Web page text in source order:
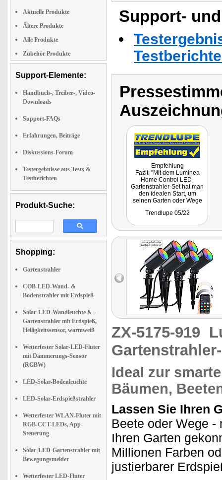
Aktuelle Produkte
Ältere Produkte
Alle Produkte
Zubehör Produkte
Support-Elemente:
Handbuch-, Treiber-, Video-
Downloads
Support-FAQs
Erfahrungen, Beiträge
Diskussions-Forum
Testergebnisse aus Tests &
Testberichten
Produkt-Suche:
Shopping:
Gartenstrahler
COB-LED-Wand- &
Bodenstrahler mit Erdspieß
Solar-LED-Wandleuchte & -
Gartenstrahler mit Erdspieß,
Helligkeitssensor, warmweiß
Wetterfester Solar-LED-Fluter
mit Dämmerungs-Sensor
(RGBW)
LED-Solar-Bodenleuchte
LED-Solar-Erdspießstrahler
Wetterfester WLAN-Fluter mit
RGB-CCT-LEDs, App-
Steuerung
Solar-LED-Gartenstrahler mit
Bewegungsmelder
Wetterfester LED-Fluter
Support-
Empfehlung
Fazit: "Mit dem Luminea
Home Control LED-
Gartenstrahler-Set hat man
den idealen Start, um
seinen Garten oder Wege
neu erstrahlen zu lassen.
Beeten, Wegen, Terrassen
u.v.m. Aber auch im Bereich
von Mülltonnen oder
dunklen Wegen können sie
dank der flexibel
einstellbaren Erdspieße
eingesetzt werden."
Trendlupe 05/22
ZX-5175-919
Ideal zur
Bäumen,
Lassen Sie Ihren
Beete oder Wege -
Ihren Garten
Millionen Farben
justierbarer